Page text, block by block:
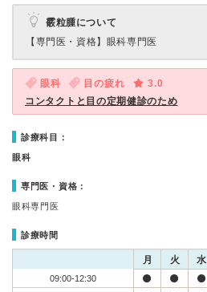
霰粒腫について
【専門医・資格】 眼科専門医
眼科 目の疲れ
3.0
コンタクトと目の定期健診のため
診療科目：
眼科
専門医・資格：
眼科専門医
診療時間
月 火 水
09:00-12:30